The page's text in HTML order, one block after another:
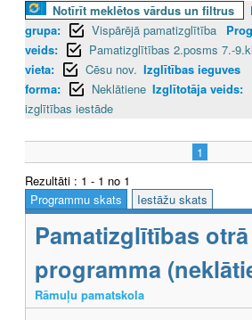
Notīrīt meklētos vārdus un filtrus
grupa:
Vispārējā pamatizglītība
veids:
Pamatizglītības 2.posms 7.-
vieta:
Cēsu nov. Izglītības ieguves
forma:
Neklātiene Izglītotāja veids:
izglītības iestāde
1
Rezultāti : 1 - 1 no 1
Programmu skats
Iestāžu skats
Pamatizglītības
programma
Rāmuļu pamatskola